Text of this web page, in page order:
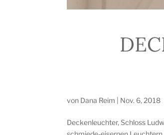
von Dana Reim Nov. 6, 2018
Deckenleuchter, Schloss